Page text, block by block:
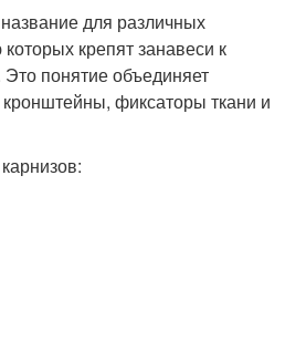
для различных
крепят занавеси к
Это понятие объединяет
фиксаторы ткани и